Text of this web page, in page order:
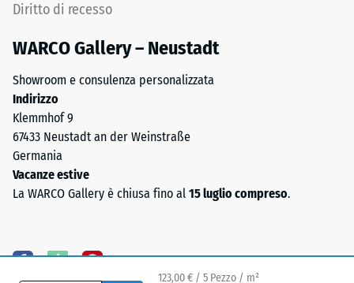
123,00 € / 5 Pezzo / m²
Diritto di recesso
WARCO Gallery – Neustadt
Showroom e consulenza personalizzata
Indirizzo
Klemmhof 9
67433 Neustadt an der Weinstraße
Germania
Vacanze estive
La WARCO Gallery è chiusa fino al 15 luglio compreso.